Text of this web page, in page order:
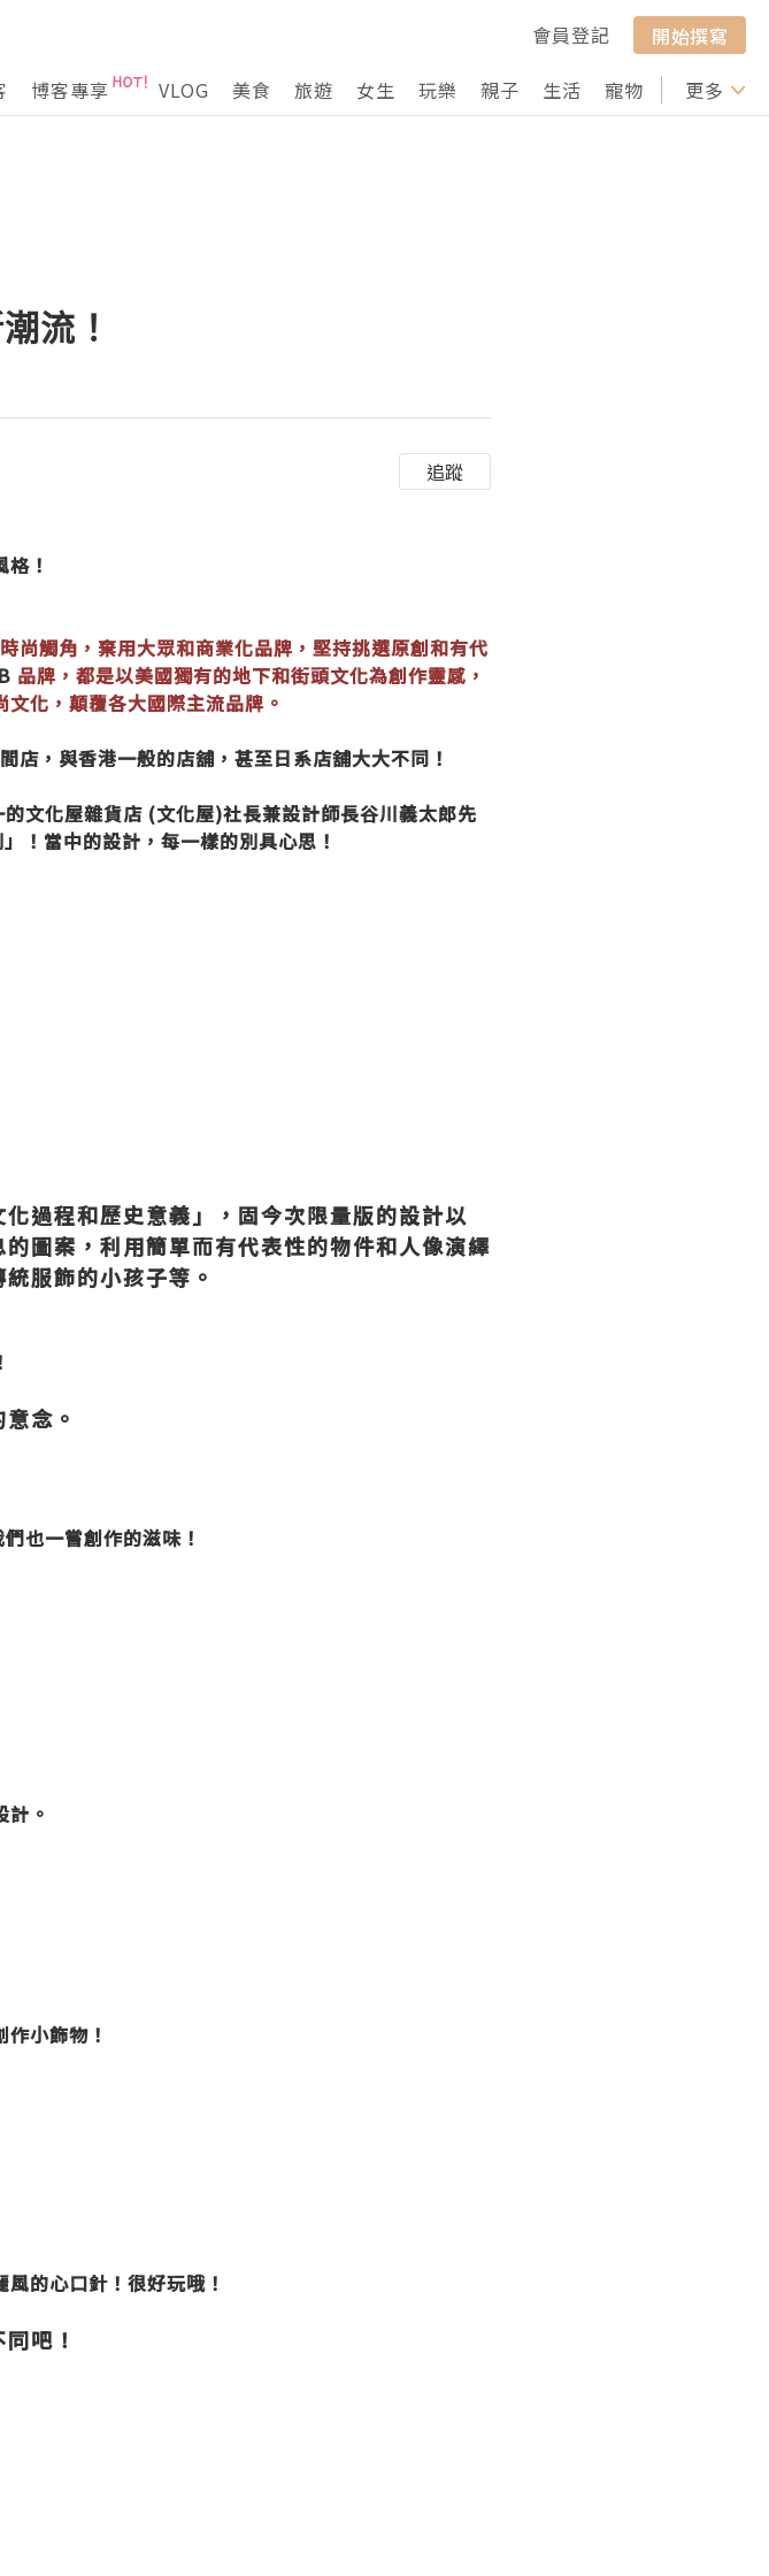
會員登記
開始撰寫
博客專享 VLOG 美食 旅遊 女生 玩樂 親子 生活 寵物 行山 打卡
更多
流！
追蹤
！
尚觸角，棄用大眾和商業化品牌，堅持挑選原創和有代
品牌，都是以美國獨有的地下和街頭文化為創作靈感，
化，顛覆各大國際主流品牌。
店，與香港一般的店舖，甚至日系店舖大大不同！
文化屋雜貨店 (文化屋)社長兼設計師長谷川義太郎先
！當中的設計，每一樣的別具心思！
過程和歷史意義」，固今次限量版的設計以
圖案，利用簡單而有代表性的物件和人像演繹
服飾的小孩子等。
念。
們也一嘗創作的滋味！
。
小飾物！
的心口針！很好玩哦！
吧！